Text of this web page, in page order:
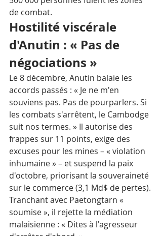
de combat.​
Hostilité viscérale
d'Anutin : « Pas de
négociations »
Le 8 décembre, Anutin balaie les
accords passés : « Je ne m'en
souviens pas. Pas de pourparlers. Si
les combats s'arrêtent, le Cambodge
suit nos termes. » Il autorise des
frappes sur 11 points, exige des
excuses pour les mines – « violation
inhumaine » – et suspend la paix
d'octobre, priorisant la souveraineté
sur le commerce (3,1 Md$ de pertes).
Tranchant avec Paetongtarn «
soumise », il rejette la médiation
malaisienne : « Dites à l'agresseur